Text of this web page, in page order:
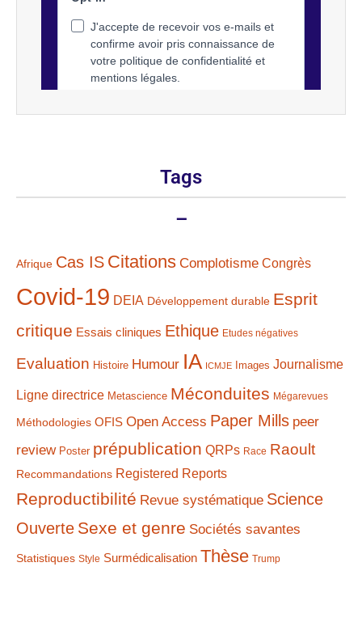
Tags
–
Afrique Cas IS Citations Complotisme Congrès
Covid-19 DEIA Développement durable Esprit
critique Essais cliniques Ethique Etudes négatives
Evaluation Histoire Humour IA ICMJE Images Journalisme
Ligne directrice Metascience Méconduites Mégarevues
Méthodologies OFIS Open Access Paper Mills peer
review Poster prépublication QRPs Race Raoult
Recommandations Registered Reports
Reproductibilité Revue systématique Science
Ouverte Sexe et genre Sociétés savantes
Statistiques Style Surmédicalisation Thèse Trump